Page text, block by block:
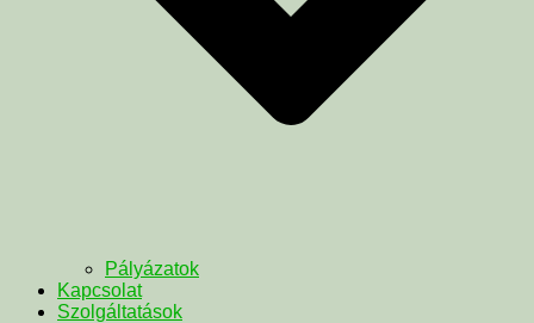
Pályázatok
Kapcsolat
Szolgáltatások